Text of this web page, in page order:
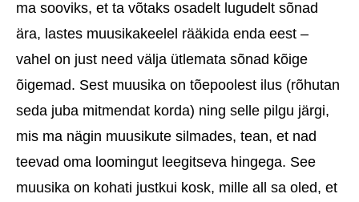
ma sooviks, et ta võtaks osadelt lugudelt sõnad
ära, lastes muusikakeelel rääkida enda eest –
vahel on just need välja ütlemata sõnad kõige
õigemad. Sest muusika on tõepoolest ilus (rõhutan
seda juba mitmendat korda) ning selle pilgu järgi,
mis ma nägin muusikute silmades, tean, et nad
teevad oma loomingut leegitseva hingega. See
muusika on kohati justkui kosk, mille all sa oled, et